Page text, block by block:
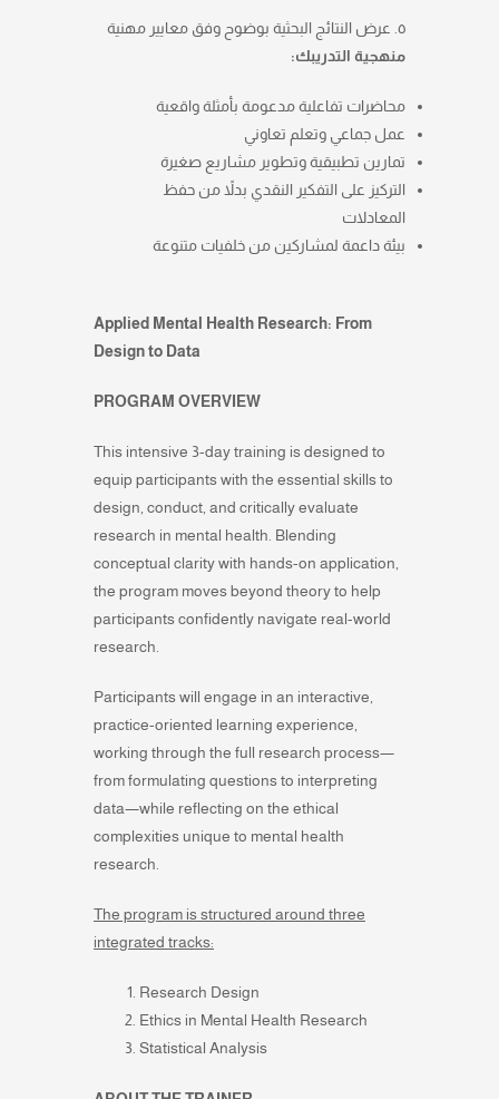
٥. عرض النتائج البحثية بوضوح وفق معايير مهنية
منهجية التدريبك:
محاضرات تفاعلية مدعومة بأمثلة واقعية
عمل جماعي وتعلم تعاوني
تمارين تطبيقية وتطوير مشاريع صغيرة
التركيز على التفكير النقدي بدلاً من حفظ
المعادلات
بيئة داعمة لمشاركين من خلفيات متنوعة
Applied Mental Health Research: From
Design to Data
PROGRAM OVERVIEW
This intensive 3-day training is designed to
equip participants with the essential skills to
design, conduct, and critically evaluate
research in mental health. Blending
conceptual clarity with hands-on application,
the program moves beyond theory to help
participants confidently navigate real-world
research.
Participants will engage in an interactive,
practice-oriented learning experience,
working through the full research process—
from formulating questions to interpreting
data—while reflecting on the ethical
complexities unique to mental health
research.
The program is structured around three
integrated tracks:
Research Design
Ethics in Mental Health Research
Statistical Analysis